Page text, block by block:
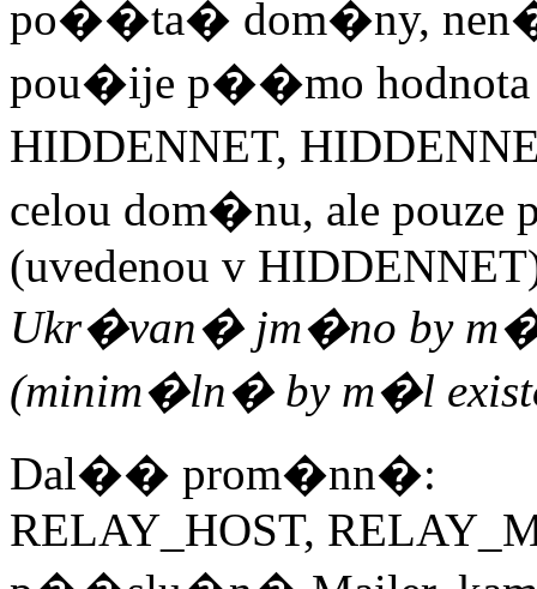
po��ta� dom�ny,
pou�ije p��mo hodnota
HIDDENNET,
celou dom�nu, ale
(uvedenou v
Ukr�van� jm�no by
(minim�ln� by m�l
Dal�� prom�nn�:
RELAY_HOST,